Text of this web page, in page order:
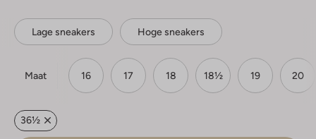
Lage sneakers Hoge sneakers
Maat 16 17 18 18½ 19 20
36½